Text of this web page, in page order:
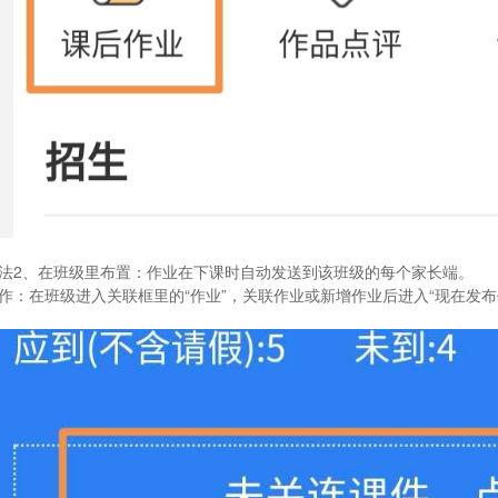
2、在班级里布置： 作业在下课时自动发送到该班级的每个家长端。
： 在班级进入关联框里的“作业”，关联作业或新增作业后进入“现在发